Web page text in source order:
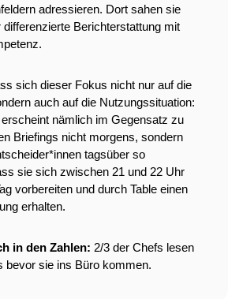
adressieren. Dort sahen sie
Berichterstattung mit
sich dieser Fokus nicht nur auf die
auch auf die Nutzungssituation:
nämlich im Gegensatz zu
Briefings nicht morgens, sondern
tagsüber so
sie sich zwischen 21 und 22 Uhr
vorbereiten und durch Table einen
erhalten.
in den Zahlen: 2/3 der Chefs lesen
bevor sie ins Büro kommen.